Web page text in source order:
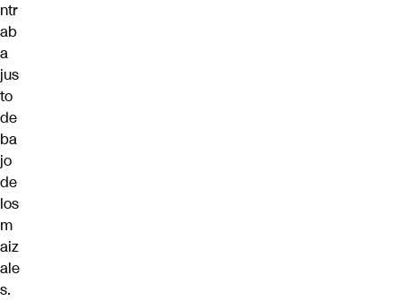
ntr
ab
a
jus
to
de
ba
jo
de
los
m
aiz
ale
s.